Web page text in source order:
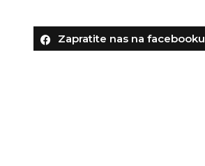
Zapratite nas na facebooku